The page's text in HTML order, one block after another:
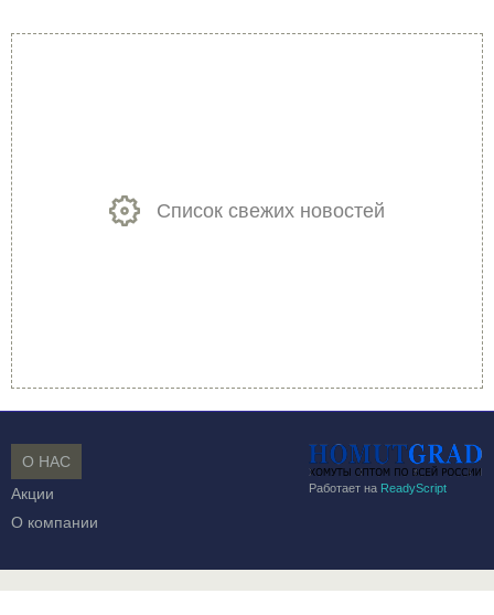
Список свежих новостей
Работает на ReadyScript
О НАС
Акции
О компании